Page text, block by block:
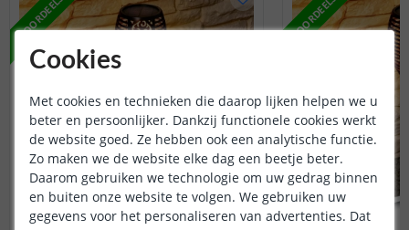
VOORDEELSET VOORDEELSET
Cookies
Met cookies en technieken die daarop lijken helpen we u
beter en persoonlijker. Dankzij functionele cookies werkt
de website goed. Ze hebben ook een analytische functie.
Zo maken we de website elke dag een beetje beter.
Daarom gebruiken we technologie om uw gedrag binnen
en buiten onze website te volgen. We gebruiken uw
gegevens voor het personaliseren van advertenties. Dat